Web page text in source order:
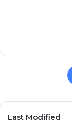
Last Modified